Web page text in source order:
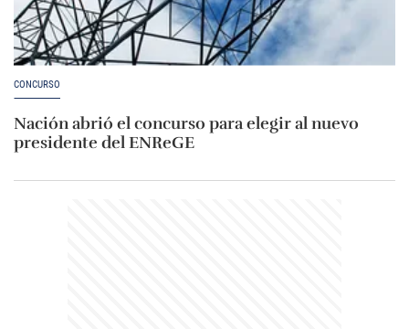
CONCURSO
Nación abrió el concurso para elegir al nuevo
presidente del ENReGE